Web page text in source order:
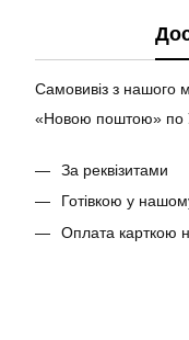
Самовивіз з нашого
«Новою поштою» по
За реквізитами
Готівкою у
Оплата карткою